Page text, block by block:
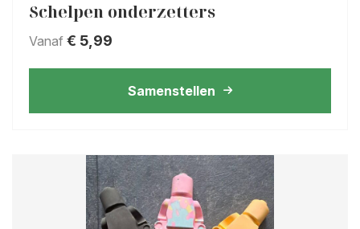
Schelpen onderzetters
Vanaf € 5,99
Samenstellen